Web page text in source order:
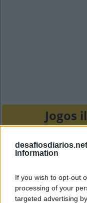
Information
If you wish to opt-out
processing of your
targeted advertising
Jogos
R